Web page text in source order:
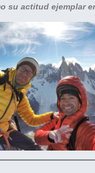
su actitud ejemplar